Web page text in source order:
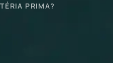
PRIMA?